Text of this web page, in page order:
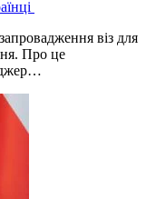
віз для
Про це
джер…